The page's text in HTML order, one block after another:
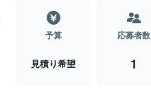
予算
見積り希望
応募者数
1